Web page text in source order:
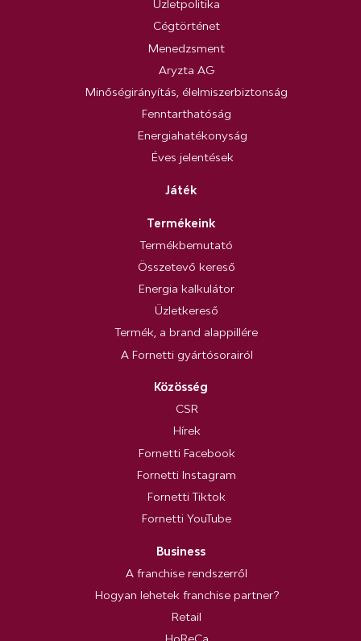
Üzletpolitika
Cégtörténet
Menedzsment
Aryzta AG
Minőségirányítás, élelmiszerbiztonság
Fenntarthatóság
Energiahatékonyság
Éves jelentések
Játék
Termékeink
Termékbemutató
Összetevő kereső
Energia kalkulátor
Üzletkereső
Termék, a brand alappillére
A Fornetti gyártósorairól
Közösség
CSR
Hírek
Fornetti Facebook
Fornetti Instagram
Fornetti Tiktok
Fornetti YouTube
Business
A franchise rendszerről
Hogyan lehetek franchise partner?
Retail